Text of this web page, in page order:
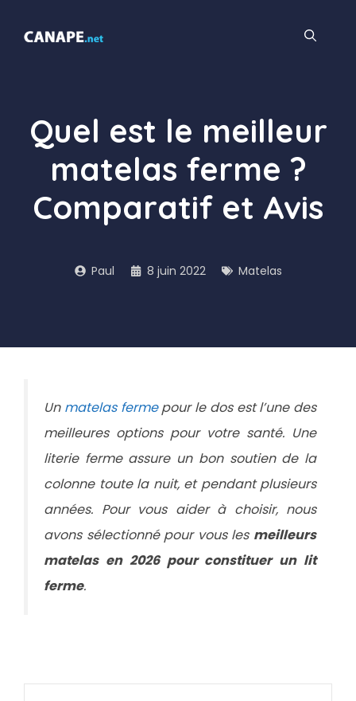
contenu
Quel est le meilleur
matelas ferme ?
Comparatif et Avis
Paul 8 juin 2022 Matelas
Un matelas fermepour le dos est l’une des
meilleures options pour votre santé. Une
literie ferme assure un bon soutien de la
colonne toute la nuit, et pendant plusieurs
années. Pour vous aider à choisir, nous
avons sélectionné pour vous les meilleurs
matelas en 2026 pour constituer un lit
ferme.